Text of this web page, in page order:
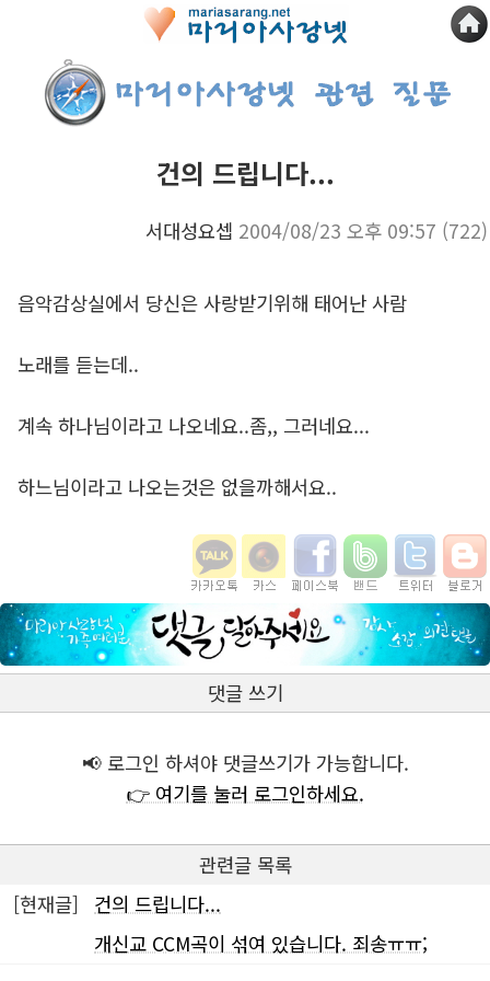
건의 드립니다...
서대성요셉 2004/08/23 오후 09:57 (722)
음악감상실에서 당신은 사랑받기위해 태어난 사람
노래를 듣는데..
계속 하나님이라고 나오네요..좀,, 그러네요...
하느님이라고 나오는것은 없을까해서요..
댓글 쓰기
📢 로그인 하셔야 댓글쓰기가 가능합니다.
👉 여기를 눌러 로그인하세요.
관련글 목록
[현재글]
건의 드립니다...
개신교 CCM곡이 섞여 있습니다. 죄송ㅠㅠ;